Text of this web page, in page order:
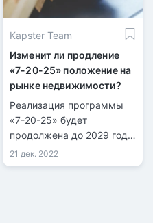
в год, что составляет 25
млрд тенге
ежеквартально.
Kapster Team
Изменит ли продление
«7-20-25» положение на
рынке недвижимости?
Реализация программы
«7-20-25» будет
продолжена до 2029 года,
по поручению главы
государства. Однако не
21 дек. 2022